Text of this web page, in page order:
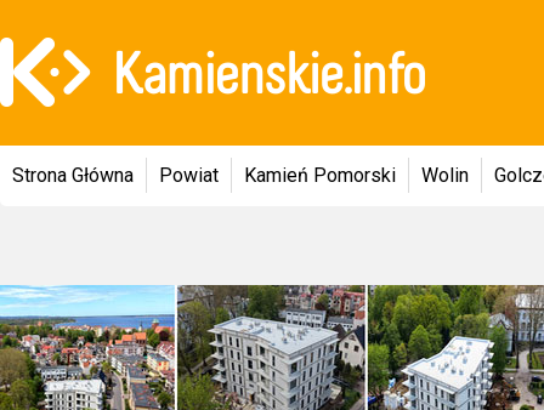
Strona Główna Powiat Kamień Pomorski Wolin